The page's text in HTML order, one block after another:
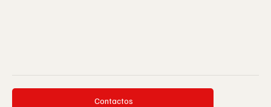
Contactos